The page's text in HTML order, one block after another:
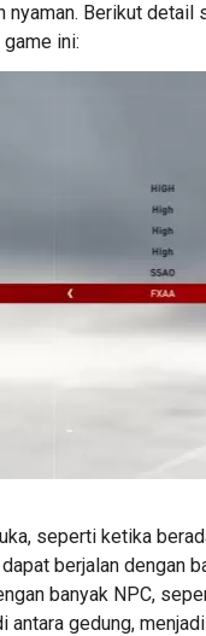
nyaman. Berikut detail
ini:
seperti ketika
berjalan dengan
banyak NPC,
antara gedung,